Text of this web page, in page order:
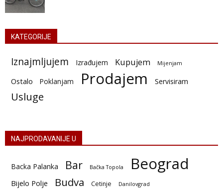
KATEGORIJE
Iznajmljujem Izrađujem Kupujem Mijenjam
Ostalo Poklanjam Prodajem Servisiram
Usluge
NAJPRODAVANIJE U
Backa Palanka Bar Bačka Topola Beograd
Bijelo Polje Budva Cetinje Danilovgrad